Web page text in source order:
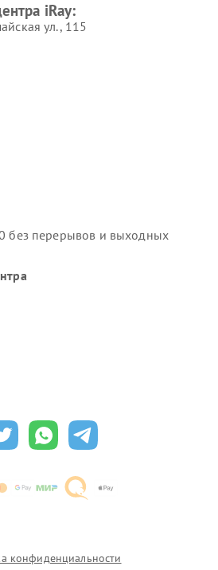
iRay:
ул., 115
без перерывов и выходных
конфиденциальности